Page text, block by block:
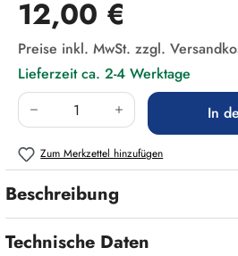
12,00 €
Preise inkl. MwSt. zzgl.
Lieferzeit ca. 2-4 Werktage
Produkt Anzahl: Gib den
In
Zum Merkzettel hinzufügen
Beschreibung
Technische Daten